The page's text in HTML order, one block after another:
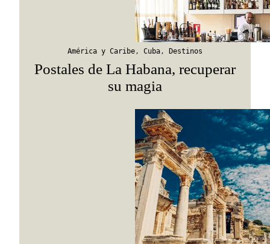
América y Caribe , Cuba , Destinos
Postales de La Habana, recuperar
su magia